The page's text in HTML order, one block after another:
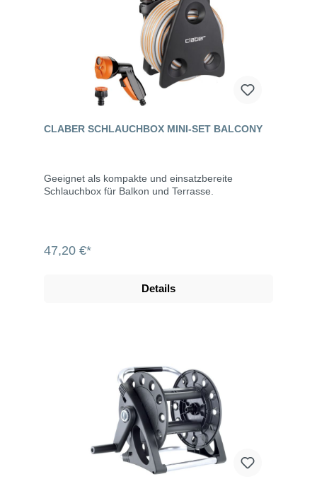
CLABER SCHLAUCHBOX MINI-SET BALCONY
Geeignet als kompakte und einsatzbereite
Schlauchbox für Balkon und Terrasse.
47,20 €*
Details